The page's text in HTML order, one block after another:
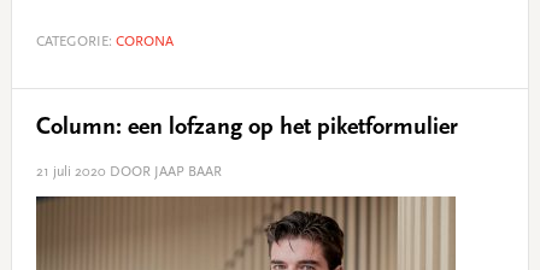
CATEGORIE: CORONA
Column: een lofzang op het piketformulier
21 juli 2020 DOOR JAAP BAAR